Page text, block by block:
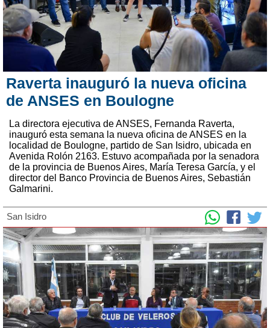
Raverta inauguró la nueva oficina
de ANSES en Boulogne
La directora ejecutiva de ANSES, Fernanda Raverta,
inauguró esta semana la nueva oficina de ANSES en la
localidad de Boulogne, partido de San Isidro, ubicada en
Avenida Rolón 2163. Estuvo acompañada por la senadora
de la provincia de Buenos Aires, María Teresa García, y el
director del Banco Provincia de Buenos Aires, Sebastián
Galmarini.
San Isidro